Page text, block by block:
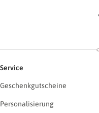
Service
Geschenkgutscheine
Personalisierung